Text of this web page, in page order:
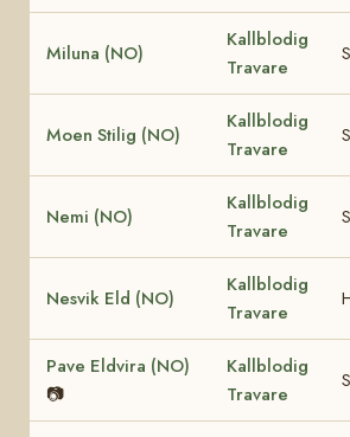
Miluna (NO)
Kallblodig
Travare
Moen Stilig (NO)
Kallblodig
Travare
Nemi (NO)
Kallblodig
Travare
Nesvik Eld (NO)
Kallblodig
Travare
Pave Eldvira (NO)
📷
Kallblodig
Travare